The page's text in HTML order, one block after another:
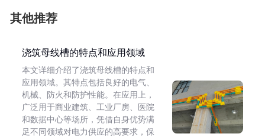
其他推荐
浇筑母线槽的特点和应用领域
本文详细介绍了浇筑母线槽的特点和
应用领域。其特点包括良好的电气、
机械、防火和防护性能。在应用上，
广泛用于商业建筑、工业厂房、医院
和数据中心等场所，凭借自身优势满
足不同领域对电力供应的高要求，保